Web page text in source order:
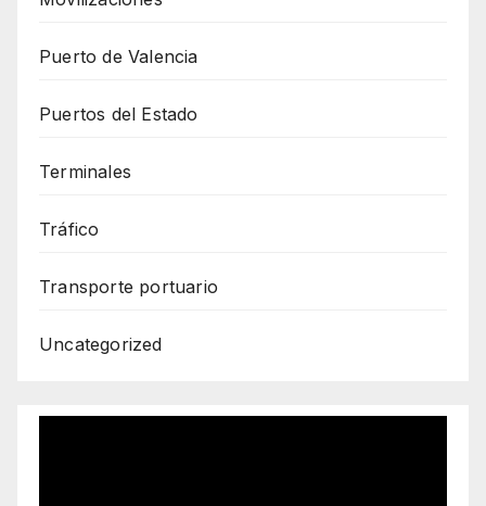
Puerto de Valencia
Puertos del Estado
Terminales
Tráfico
Transporte portuario
Uncategorized